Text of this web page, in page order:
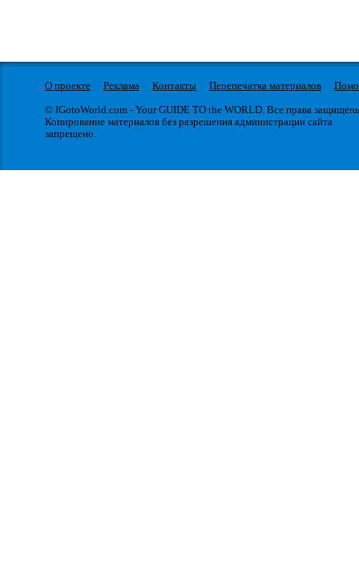
О проекте Реклама Контакты Перепечатка материалов
© IGotoWorld.com - Your GUIDE TO the WORLD. Все права
Копирование материалов без разрешения администрации сайта
запрещено.